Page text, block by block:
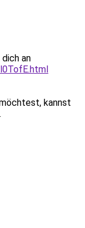
an
kannst
.